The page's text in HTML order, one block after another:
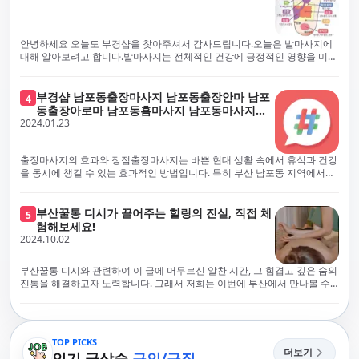
에서 진정으로 즐거운 부산 러시아 홈케어 경험을 해보시길 바랍니다. 그렇
죠, 부경샵은 선입금을 요구하지 않아요. 부산 러시아 홈케어를 선택하기 전
에, 주의해야 할 사항들을 반드시 확인해 보세요. 선입금 관련 사기에는 항상
조심해야 합니다. 070으로 시작하는 인터넷 전화나 텔레그램 같은 메시지
앱에만 의존하는 업체는 특히 더 조심해 주세요. 이런 경우, 선입금을 하지
부경샵은 부산 출장 후불제 서비스를 모범적으로 운영하고 있으며, 명성을
악용하는 사기 업체로부터 발생할 수 있는 모든 부정행위와 간접적인 피해
를 방지하기 위해 노력하고 있어요. 만약 부경샵 을 사칭하며 선불 결제를 요
구하는 마사지 서비스를 발견하신다면, 그런 곳은 피하시고 저희에게 알려
주세요.부경샵에서는 모든 서비스가 관리사가 도착한 후에 결제하는 걸 기
본으로 해요. 부경샵은 부산에서 부산 러시아 홈케어를 전문으로 하며,
100% 후불제를 거래의 기본으로 삼고 있어요. 왜 부경샵이 특별한지 궁금하
시죠? 여기서만 느낄 수 있는 특별한 경험을 소개합니다! 부경샵과 함께라면
험을 제공해요. 준비하신 모든 것에 놀랄 준비를 하세요. 부경샵은 오랜 시간
동안 지역에서 최고의 출장업체가 되겠다는 하나의 신념으로 노력해 왔어
요.부경샵의 전통적인 서비스로, 단 한 순간도 낭비하지 않고 쌓인 피로를 풀
어드릴 거예요. 비가 오든 눈이 오든, 어디에 계시든 부경샵이 찾아가 도와드
릴게요. 부경샵의 서비스는 부산의 모든 곳, 집이든 모텔이든 호텔이든 오피
스텔이든 아파트든, 여러분을 위해 준비되어 있어요.부경샵 지역에서 가장
멀리까지 다니며, 편리함을 최우선으로 생각해요. 빠르고 효율적인 운영 시
게 조절되어, 진정한 에너지 회복을 경험하실 수 있어요.부경샵은 부산에서
고 있어요. 이런 점이 부경샵의 자랑입니다. 어디에 계시든 최상의 서비스를
받으실 수 있도록 노력하고 있어요.부경샵은 우수성을 추구하며, 항상 부경
업체에 대해서는 경계하는 것이 중요합니다. 부경샵의 접근 방식과 정책은
인천에서의 안전하고 신뢰할 수 있는 고품질 마사지 경험을 집앞에서 제공
하기 위해 고안되었습니다. 부경샵은 부산 일본인 홈케어 서비스를 전문으
로 하며, 항상 고객님의 편의와 안전을 최우선으로 고려하여 후불제 시스템
거운 마사지 경험을 보장합니다. 부경샵의 서비스는 선입금 없이 이용 가능
한 부산 일본인 홈케어로, 선입금 요구 없이 서비스를 제공함으로써 고객님
의 신뢰를 최우선으로 합니다. 이용 전 주의사항을 꼼꼼히 확인하시고, 선입
금 사기로부터 자신을 보호하는 것이 중요합니다. 부산 일본인 홈케어 서비
스를 찾으실 때는 070으로 시작하는 인터넷 전화번호나 텔레그램과 같은 메
시징 플랫폼만을 이용하는 업체에 주의해야 합니다. 이러한 서비스는 선지
급 없이 이용할 수 있어야 하며, 부경샵은 이러한 걱정 없이 안전하고 신뢰할
수 있는 서비스를 제공합니다. 부경샵은 부산 일본인 홈케어 후불제의 모범
적인 피해가 발생하지 않도록 지속적으로 노력하고 있습니다. 부경샵을 사
칭하여 선불 결제를 요구하는 마사지 서비스에 대해서는 각별한 주의가 필
요합니다. '부경샵'은 관리사의 도착 이후에 결제가 이루어지는 후불제를
기본 원칙으로 하는 부산 일본인 홈케어 전문 업체입니다. 이 운영 방식은 고
객님의 신뢰를 최우선으로 여기며, 모든 코스에서 100% 후불제를 시행하고
있습니다. 왜 부경샵이 부산에서 특별한지, 그 이유를 알려드리겠습니다.
여기서는 단순한 부산 일본인 홈케어 서비스를 넘어서, 비교 불가한 경험을
러분을 기다리고 있으니, 준비되셨나요? 부경샵은 오랜 시간 동안 지역 최
부경샵과 함께라면, 쌓인 피로를 효과적으로 해소하며, 귀중한 시간을 낭비
안녕하세요 오늘도 부경샵을 찾아주셔서 감사드립니다.오늘은 발마사지에
대해 알아보려고 합니다.발마사지는 전체적인 건강에 긍정적인 영향을 미칠
명하겠습니다.근육 이완과 피로 완화: 발마사지는 발 아치, 발가락, 발등 등
에 위치한 다양한 근육을 이완시키는 효과가 있습니다. 일상적인 활동이나
장시간의 서있는 자세로 인해 긴장된 발 근육을 느슨하게 만들어주어 편안
함을 제공합니다. 이는 근육의 유연성을 향상시키고 근육의 혈액순환을 촉
진하는 데 도움이 됩니다.혈액순환 개선: 발마사지는 혈액순환을 촉진하는
데 기여합니다. 마사지로 근육과 혈관이 이완되면 혈액이 더 원활하게 흐르
게 되어 세포와 조직에 산소와 영양소가 빠르게 공급됩니다. 이는 세포의 기
장된 근육과 신경을 완화시켜 스트레스를 감소시킵니다. 발에는 다양한 신
경과 결절이 모여있어, 발마사지를 통해 이를 자극함으로써 정신적인 편안
함을 제공하는데 도움이 됩니다. 이는 스트레스 호르몬의 감소와 함께 심신
의 안정을 촉진합니다.면역 시스템 강화: 정기적인 발마사지는 면역 시스템
의 활동을 촉진하여 감염 및 질병에 대한 저항력을 향상시킬 수 있습니다. 마
사지는 림프순환을 촉진하고 세포 배출물을 제거함으로써 면역 시스템을 지
원합니다.숙면 유도: 발마사지는 긴장된 근육과 신경을 완화시켜 수면에 도
특정 포인트를 자극함으로써 소화 기능을 개선하는데 도움이 될 수 있습니
다. 발마사지는 소화기관 주변의 근육을 이완시켜 소화를 원활하게 할 수 있
게 도와줍니다.체중 관리: 발마사지는 근육의 활성화와 신진대사 촉진을 통
4 부경샵 남포동출장마사지 남포동출장안마 남포
동출장아로마 남포동홈마사지 남포동마사지출
장
2024.01.23
출장마사지의 효과와 장점출장마사지는 바쁜 현대 생활 속에서 휴식과 건강
을 동시에 챙길 수 있는 효과적인 방법입니다. 특히 부산 남포동 지역에서
와 신체적, 정신적 피로를 효과적으로 완화합니다. 전문 마사지사의 숙련된
손길은 긴장된 근육을 이완시키고, 스트레스 호르몬 수치를 감소시켜 마음
의 안정을 가져다 줍니다. 이는 일상의 업무 효율성을 높이고, 전반적인 삶의
질을 향상시키는 데 기여합니다.근육 이완과 유연성 향상:꾸준한 출장마사
지는 근육의 긴장과 경직을 해소하고 유연성을 향상시킵니다. 이는 운동 성
능을 개선하고, 근골격계 문제 및 부상 예방에 도움이 됩니다. 또한, 규칙적
인 마사지는 자세 개선에도 긍정적인 영향을 미칩니다.혈액 순환 촉진과 신
촉진합니다. 이는 신진대사를 활성화하고, 독소 배출을 돕습니다. 결과적으
로, 피부 건강 개선, 피로 물질 감소, 면역 체계 강화 등의 효과를 기대할 수
있습니다.몸과 마음의 편안함 제공:출장마사지는 편안한 환경에서 이루어지
므로 신체적, 정신적 안정을 제공합니다. 이는 수면의 질을 개선하고, 전반적
5 부산꿀통 디시가 끌어주는 힐링의 진실, 직접 체
험해보세요!
2024.10.02
부산꿀통 디시와 관련하여 이 글에 머무르신 알찬 시간, 그 힘겹고 깊은 숨의
진통을 해결하고자 노력합니다. 그래서 저희는 이번에 부산에서 만나볼 수
그 해결책을 찾는 것이 어려운 상황을 맞이하는 경우가 많습니다. 부산꿀통
디시에 대소동을 일으키며 부상한 힐링의 중심지로 떠오르고 있는 부산. 그
곳에서 제공하는 다양한 맛집, 관광지들과 더불어 디스커버리 체널 등에서
TOP PICKS
더보기